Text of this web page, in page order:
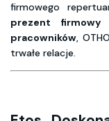
firmowego
prezent
pracowników,
trwałe relacje.